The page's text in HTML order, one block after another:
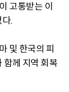
고통받는 이
.
및 한국의 피
함께 지역 회복